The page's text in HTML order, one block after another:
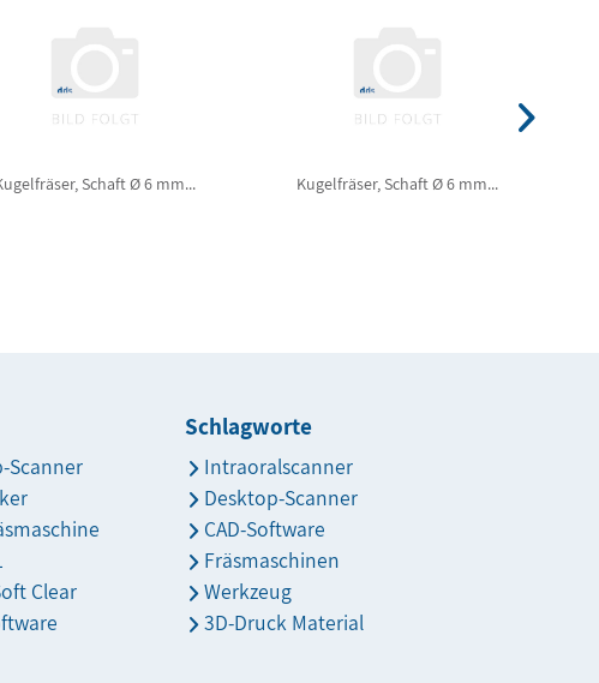
Schaft Ø 6 mm... Kugelfräser, Schaft Ø 6 mm...
Scanner
Clear
Schlagworte
Intraoralscanner
Desktop-Scanner
CAD-Software
Fräsmaschinen
Werkzeug
3D-Druck Material